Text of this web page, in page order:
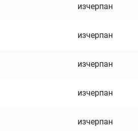
изчерпан
изчерпан
изчерпан
изчерпан
изчерпан